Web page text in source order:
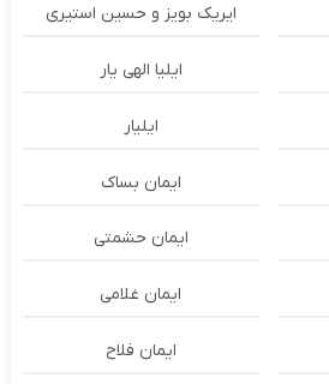
ایریک بویز و حسین استیری
ایلیا الهی یار
ایلیار
ایمان بساک
ایمان حشمتی
ایمان غلامی
ایمان فلاح